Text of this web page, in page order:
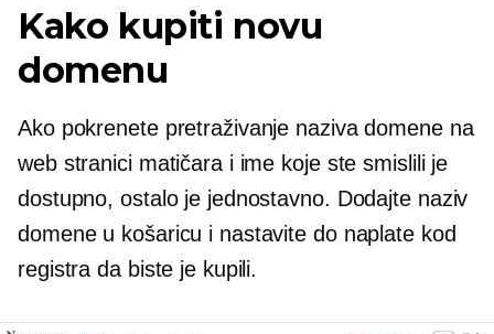
Kako kupiti novu
domenu
Ako pokrenete pretraživanje naziva domene na
web stranici matičara i ime koje ste smislili je
dostupno, ostalo je jednostavno. Dodajte naziv
domene u košaricu i nastavite do naplate kod
registra da biste je kupili.